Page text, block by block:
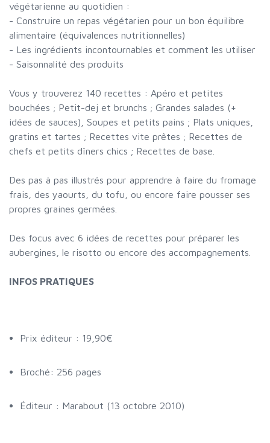
végétarienne au quotidien :
- Construire un repas végétarien pour un bon équilibre
alimentaire (équivalences nutritionnelles)
- Les ingrédients incontournables et comment les utiliser
- Saisonnalité des produits
Vous y trouverez 140 recettes : Apéro et petites
bouchées ; Petit-dej et brunchs ; Grandes salades (+
idées de sauces), Soupes et petits pains ; Plats uniques,
gratins et tartes ; Recettes vite prêtes ; Recettes de
chefs et petits dîners chics ; Recettes de base.
Des pas à pas illustrés pour apprendre à faire du fromage
frais, des yaourts, du tofu, ou encore faire pousser ses
propres graines germées.
Des focus avec 6 idées de recettes pour préparer les
aubergines, le risotto ou encore des accompagnements.
INFOS PRATIQUES
Prix éditeur : 19,90€
Broché: 256 pages
Éditeur : Marabout (13 octobre 2010)